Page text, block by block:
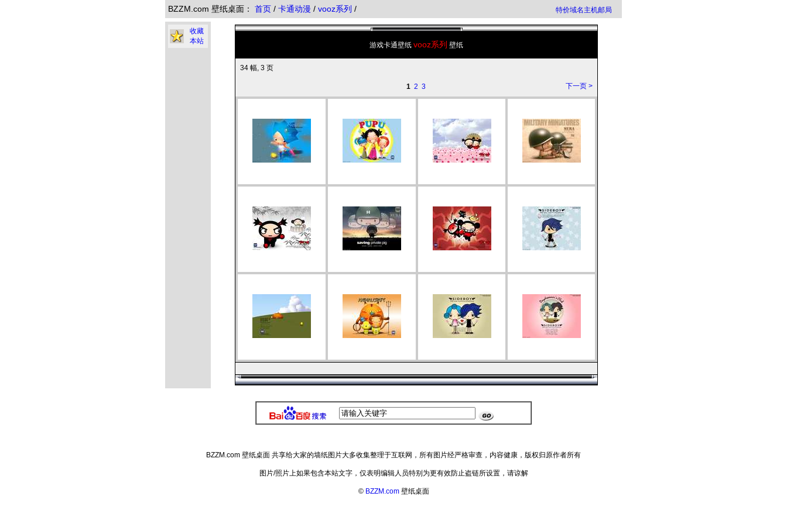
BZZM.com 壁纸桌面： 首页 / 卡通动漫 / vooz系列 / 特价域名主机邮局
收藏
本站
游戏卡通壁纸 vooz系列 壁纸
34 幅, 3 页
1 2 3 下一页 >
BZZM.com 壁纸桌面 共享给大家的墙纸图片大多收集整理于互联网，所有图片经严格审查，内容健康，版权归原作者所有
图片/照片上如果包含本站文字，仅表明编辑人员特别为更有效防止盗链所设置，请谅解
© BZZM.com壁纸桌面